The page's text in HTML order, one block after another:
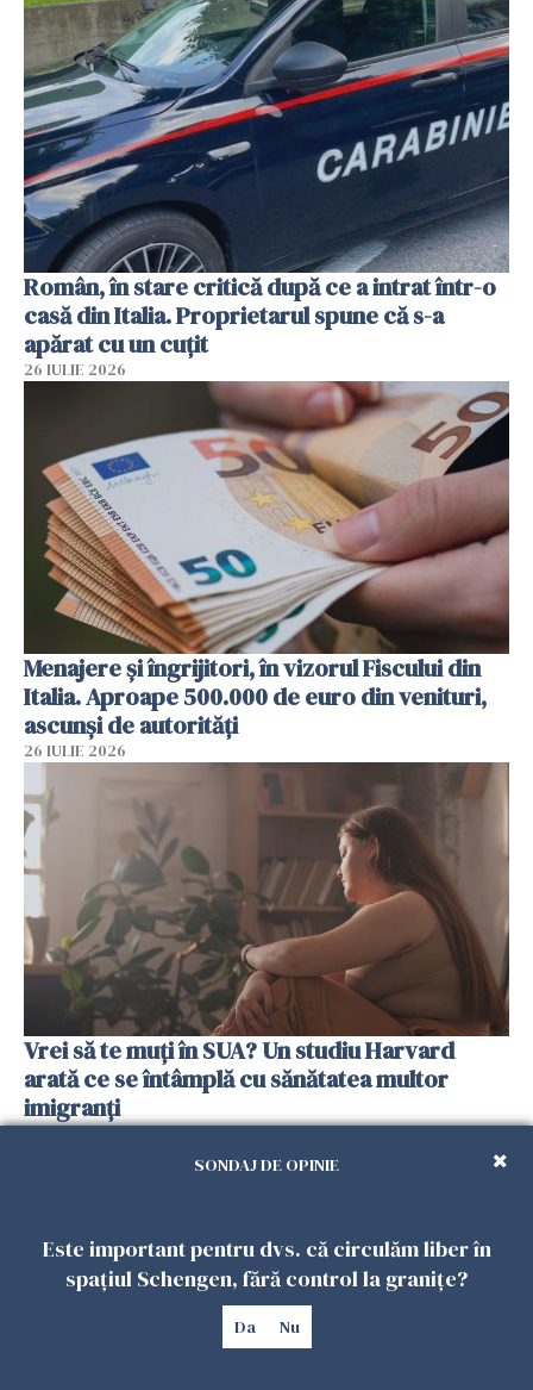
Român, în stare critică după ce a intrat într-o
casă din Italia. Proprietarul spune că s-a
apărat cu un cuțit
26 IULIE 2026
Menajere și îngrijitori, în vizorul Fiscului din
Italia. Aproape 500.000 de euro din venituri,
ascunși de autorități
26 IULIE 2026
Vrei să te muți în SUA? Un studiu Harvard
arată ce se întâmplă cu sănătatea multor
imigranți
SONDAJ DE OPINIE
Este important pentru dvs. că circulăm liber în
spațiul Schengen, fără control la granițe?
Da Nu